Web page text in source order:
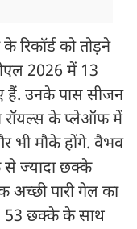
को तोड़ने
2026 में 13
हैं. उनके पास सीजन
रॉयल्स के प्लेऑफ में
भी मौके होंगे. वैभव
से ज्यादा छक्के
अच्छी पारी गेल का
53 छक्के के साथ